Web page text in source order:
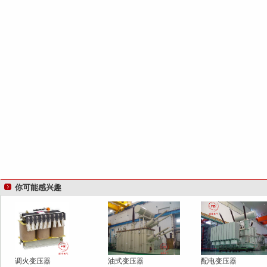
你可能感兴趣
调火变压器
油式变压器
配电变压器